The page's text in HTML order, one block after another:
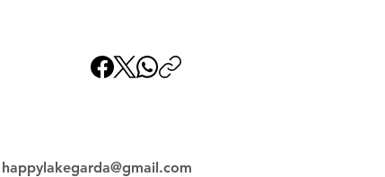
happylakegarda@gmail.com